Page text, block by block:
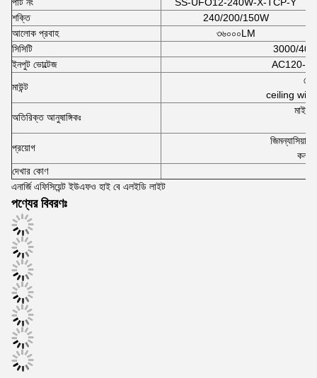
শক্তি
240/200/150W
আলোক প্রবাহ
৩৬০০০LM
সিসিটি
3000/
ইনপুট ভোল্টেজ
AC120-
মাউন্ট
ceiling with
অতিরিক্ত আনুষাঙ্গিকঃ
প্রয়োগ
জিমন্যাসিয়াম
দেখার কোণ
এনার্জি এফিসিয়েন্ট ইউএফও হাই বে এলইডি লাইট
পণ্যের বিবরণঃ